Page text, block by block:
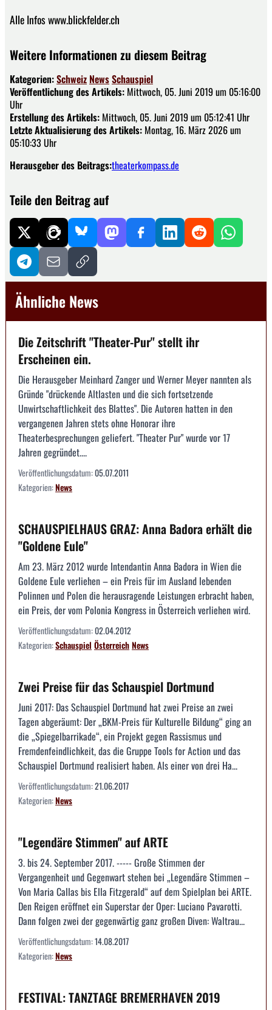
Alle Infos www.blickfelder.ch
Weitere Informationen zu diesem Beitrag
Kategorien:Schweiz NewsSchauspiel
Veröffentlichung des Artikels: Mittwoch, 05. Juni 2019 um 05:16:00
Uhr
Erstellung des Artikels: Mittwoch, 05. Juni 2019 um 05:12:41 Uhr
Letzte Aktualisierung des Artikels: Montag, 16. März 2026 um
05:10:33 Uhr
Herausgeber des Beitrags:theaterkompass.de
Teile den Beitrag auf
Ähnliche News
Die Zeitschrift "Theater-Pur" stellt ihr
Erscheinen ein.
Die Herausgeber Meinhard Zanger und Werner Meyer nannten als
Gründe "drückende Altlasten und die sich fortsetzende
Unwirtschaftlichkeit des Blattes". Die Autoren hatten in den
vergangenen Jahren stets ohne Honorar ihre
Theaterbesprechungen geliefert. "Theater Pur" wurde vor 17
Jahren gegründet....
Veröffentlichungsdatum:05.07.2011
Kategorien:News
SCHAUSPIELHAUS GRAZ: Anna Badora erhält die
"Goldene Eule"
Am 23. März 2012 wurde Intendantin Anna Badora in Wien die
Goldene Eule verliehen – ein Preis für im Ausland lebenden
Polinnen und Polen die herausragende Leistungen erbracht haben,
ein Preis, der vom Polonia Kongress in Österreich verliehen wird.
Veröffentlichungsdatum:02.04.2012
Kategorien:Schauspiel ÖsterreichNews
Zwei Preise für das Schauspiel Dortmund
Juni 2017: Das Schauspiel Dortmund hat zwei Preise an zwei
Tagen abgeräumt: Der „BKM-Preis für Kulturelle Bildung“ ging an
die „Spiegelbarrikade“, ein Projekt gegen Rassismus und
Fremdenfeindlichkeit, das die Gruppe Tools for Action und das
Schauspiel Dortmund realisiert haben. Als einer von drei Ha...
Veröffentlichungsdatum:21.06.2017
Kategorien:News
"Legendäre Stimmen" auf ARTE
3. bis 24. September 2017. ----- Große Stimmen der
Vergangenheit und Gegenwart stehen bei „Legendäre Stimmen –
Von Maria Callas bis Ella Fitzgerald“ auf dem Spielplan bei ARTE.
Den Reigen eröffnet ein Superstar der Oper: Luciano Pavarotti.
Dann folgen zwei der gegenwärtig ganz großen Diven: Waltrau...
Veröffentlichungsdatum:14.08.2017
Kategorien:News
FESTIVAL: TANZTAGE BREMERHAVEN 2019